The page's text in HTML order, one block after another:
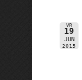
VR
19
JUN
2015